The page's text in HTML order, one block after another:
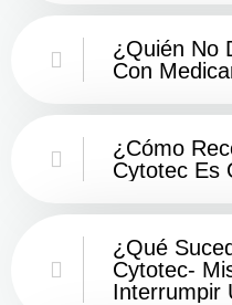
¿Quién No
Con
¿Cómo
Cytotec Es
¿Qué
Cytotec-
Interrumpir